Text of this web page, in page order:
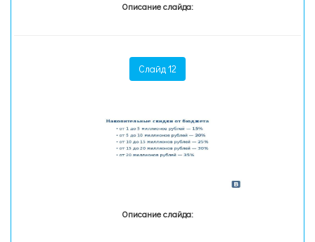
Описание слайда:
Слайд 12
Описание слайда: